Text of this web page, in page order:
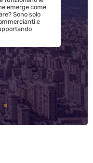
emerge come
Sono solo
e